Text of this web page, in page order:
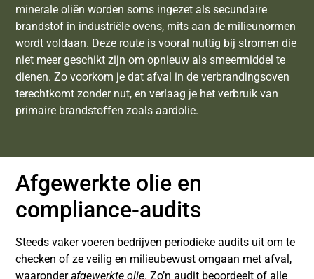
minerale oliën worden soms ingezet als secundaire
brandstof in industriële ovens, mits aan de milieunormen
wordt voldaan. Deze route is vooral nuttig bij stromen die
niet meer geschikt zijn om opnieuw als smeermiddel te
dienen. Zo voorkom je dat afval in de verbrandingsoven
terechtkomt zonder nut, en verlaag je het verbruik van
primaire brandstoffen zoals aardolie.
Afgewerkte olie en
compliance-audits
Steeds vaker voeren bedrijven periodieke audits uit om te
checken of ze veilig en milieubewust omgaan met afval,
waaronderafgewerkte olie. Zo’n audit beoordeelt of alle